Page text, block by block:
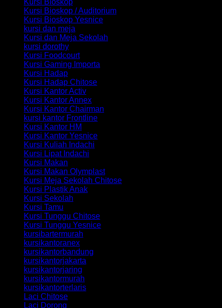
Kursi Bioskop / Auditorium
Kursi Bioskop Yesnice
kursi dan meja
Kursi dan Meja Sekolah
kursi dorothy
Kursi Foodcourt
Kursi Gaming Importa
Kursi Hadap
Kursi Hadap Chitose
Kursi Kantor Activ
Kursi Kantor Annex
Kursi Kantor Chairman
kursi kantor Frontline
Kursi Kantor HM
Kursi Kantor Yesnice
Kursi Kuliah Indachi
Kursi Lipat Indachi
Kursi Makan
Kursi Makan Olymplast
Kursi Meja Sekolah Chitose
Kursi Plastik Anak
Kursi Sekolah
Kursi Tamu
Kursi Tunggu Chitose
Kursi Tunggu Yesnice
kursibartermurah
kursikantoranex
kursikantorbandung
kursikantorjakarta
kursikantorjaring
kursikantormurah
kursikantorterlaris
Laci Chitose
Laci Dorong